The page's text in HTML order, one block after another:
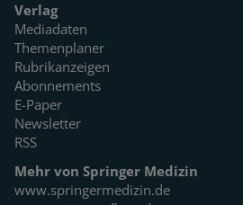
Verlag
Mediadaten
Themenplaner
Rubrikanzeigen
Abonnements
E-Paper
Newsletter
RSS
Mehr von Springer Medizin
www.springermedizin.de